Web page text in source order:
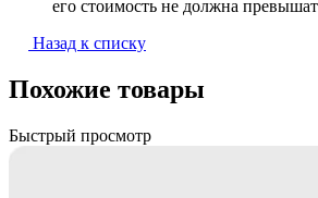
его стоимость не должна
Назад к списку
Похожие товары
Быстрый просмотр